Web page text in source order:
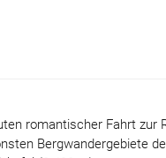
romantischer Fahrt
Bergwandergebiete